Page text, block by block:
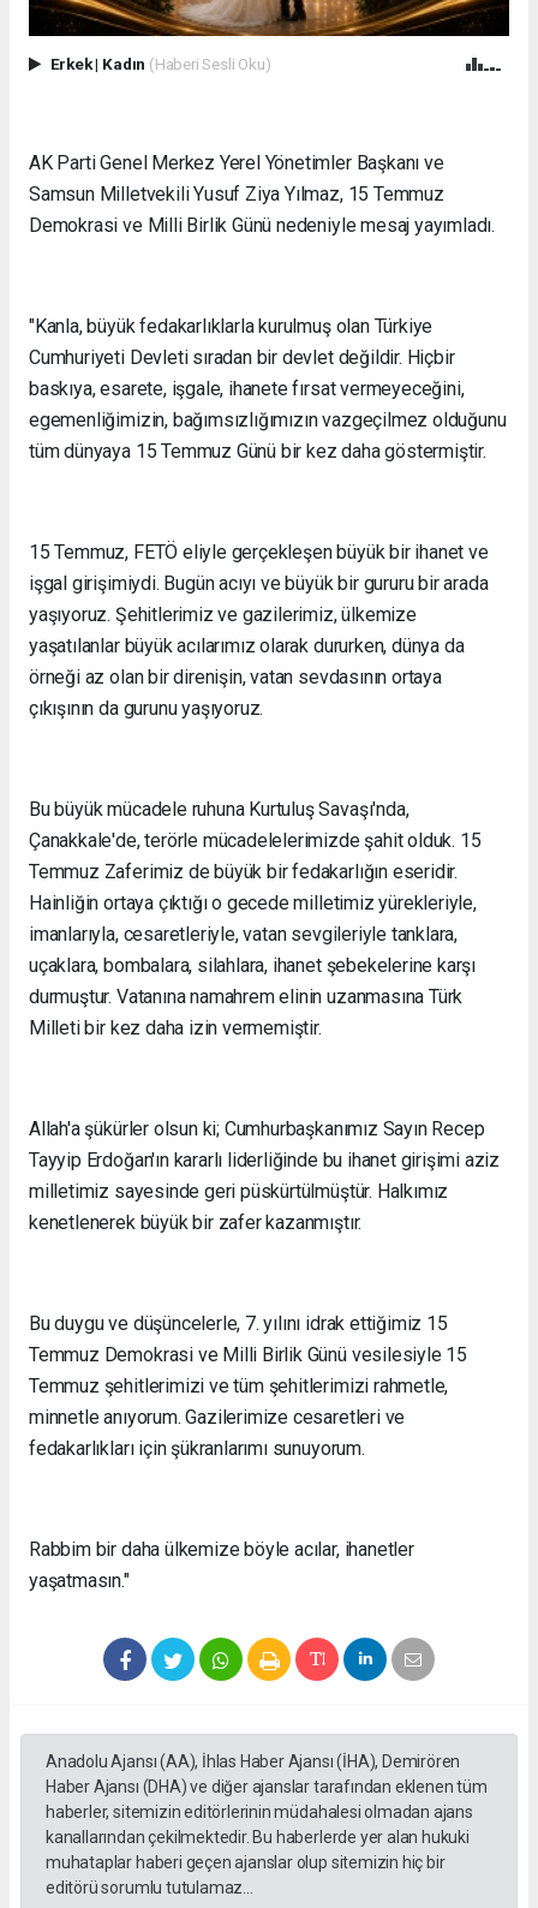
Erkek| Kadın (Haberi Sesli Oku)
AK Parti Genel Merkez Yerel Yönetimler Başkanı ve
Samsun Milletvekili Yusuf Ziya Yılmaz, 15 Temmuz
Demokrasi ve Milli Birlik Günü nedeniyle mesaj yayımladı.
"Kanla, büyük fedakarlıklarla kurulmuş olan Türkiye
Cumhuriyeti Devleti sıradan bir devlet değildir. Hiçbir
baskıya, esarete, işgale, ihanete fırsat vermeyeceğini,
egemenliğimizin, bağımsızlığımızın vazgeçilmez olduğunu
tüm dünyaya 15 Temmuz Günü bir kez daha göstermiştir.
15 Temmuz, FETÖ eliyle gerçekleşen büyük bir ihanet ve
işgal girişimiydi. Bugün acıyı ve büyük bir gururu bir arada
yaşıyoruz. Şehitlerimiz ve gazilerimiz, ülkemize
yaşatılanlar büyük acılarımız olarak dururken, dünya da
örneği az olan bir direnişin, vatan sevdasının ortaya
çıkışının da gurunu yaşıyoruz.
Bu büyük mücadele ruhuna Kurtuluş Savaşı'nda,
Çanakkale'de, terörle mücadelelerimizde şahit olduk. 15
Temmuz Zaferimiz de büyük bir fedakarlığın eseridir.
Hainliğin ortaya çıktığı o gecede milletimiz yürekleriyle,
imanlarıyla, cesaretleriyle, vatan sevgileriyle tanklara,
uçaklara, bombalara, silahlara, ihanet şebekelerine karşı
durmuştur. Vatanına namahrem elinin uzanmasına Türk
Milleti bir kez daha izin vermemiştir.
Allah'a şükürler olsun ki; Cumhurbaşkanımız Sayın Recep
Tayyip Erdoğan'ın kararlı liderliğinde bu ihanet girişimi aziz
milletimiz sayesinde geri püskürtülmüştür. Halkımız
kenetlenerek büyük bir zafer kazanmıştır.
Bu duygu ve düşüncelerle, 7. yılını idrak ettiğimiz 15
Temmuz Demokrasi ve Milli Birlik Günü vesilesiyle 15
Temmuz şehitlerimizi ve tüm şehitlerimizi rahmetle,
minnetle anıyorum. Gazilerimize cesaretleri ve
fedakarlıkları için şükranlarımı sunuyorum.
Rabbim bir daha ülkemize böyle acılar, ihanetler
yaşatmasın."
Anadolu Ajansı (AA), İhlas Haber Ajansı (İHA), Demirören
Haber Ajansı (DHA) ve diğer ajanslar tarafından eklenen tüm
haberler, sitemizin editörlerinin müdahalesi olmadan ajans
kanallarından çekilmektedir. Bu haberlerde yer alan hukuki
muhataplar haberi geçen ajanslar olup sitemizin hiç bir
editörü sorumlu tutulamaz...